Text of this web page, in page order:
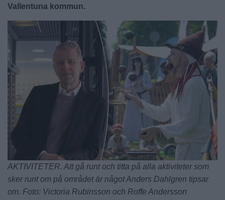
Vallentuna kommun.
AKTIVITETER. Att gå runt och titta på alla aktiviteter som
sker runt om på området är något Anders Dahlgren tipsar
om. Foto: Victoria Rubinsson och Roffe Andersson